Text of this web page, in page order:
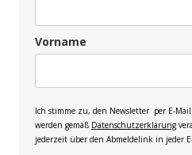
Vorname
Ich stimme zu, den Newsletter per E-
werden gemäß Datenschutzerklärung
jederzeit über den Abmeldelink in jeder